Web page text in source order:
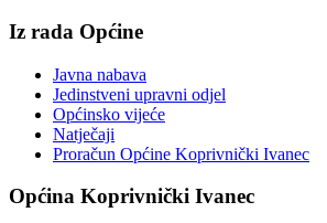
Iz rada Općine
Javna nabava
Jedinstveni upravni odjel
Općinsko vijeće
Natječaji
Proračun Općine Koprivnički Ivanec
Općina Koprivnički Ivanec